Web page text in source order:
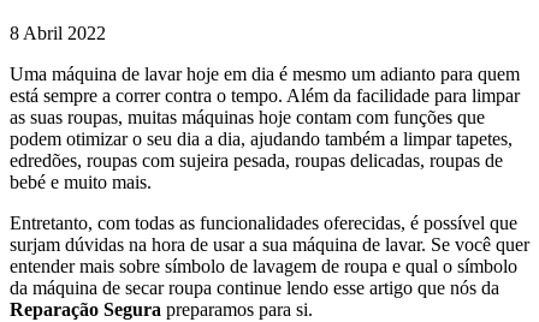
8 Abril 2022
Uma máquina de lavar hoje em dia é mesmo um adianto para quem
está sempre a correr contra o tempo. Além da facilidade para limpar
as suas roupas, muitas máquinas hoje contam com funções que
podem otimizar o seu dia a dia, ajudando também a limpar tapetes,
edredões, roupas com sujeira pesada, roupas delicadas, roupas de
bebé e muito mais.
Entretanto, com todas as funcionalidades oferecidas, é possível que
surjam dúvidas na hora de usar a sua máquina de lavar. Se você quer
entender mais sobre símbolo de lavagem de roupa e qual o símbolo
da máquina de secar roupa continue lendo esse artigo que nós da
Reparação Segura preparamos para si.